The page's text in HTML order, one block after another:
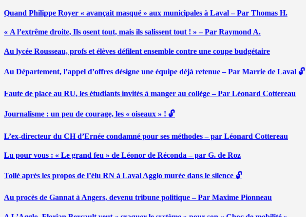
Quand Philippe Royer « avançait masqué » aux municipales à Laval – Par Thomas H.
« A l’extrême droite, Ils osent tout, mais ils salissent tout ! » – Par Raymond A.
Au lycée Rousseau, profs et élèves défilent ensemble contre une coupe budgétaire
Au Département, l’appel d’offres désigne une équipe déjà retenue – Par Marrie de Laval 🔓
Faute de place au RU, les étudiants invités à manger au collège – Par Léonard Cottereau
Journalisme : un peu de courage, les « oiseaux » ! 🔓
L’ex-directeur du CH d’Ernée condamné pour ses méthodes – par Léonard Cottereau
Lu pour vous : « Le grand feu » de Léonor de Réconda – par G. de Roz
Tollé après les propos de l’élu RN à Laval Agglo murée dans le silence 🔓
Au procès de Gannat à Angers, devenu tribune politique – Par Maxime Pionneau